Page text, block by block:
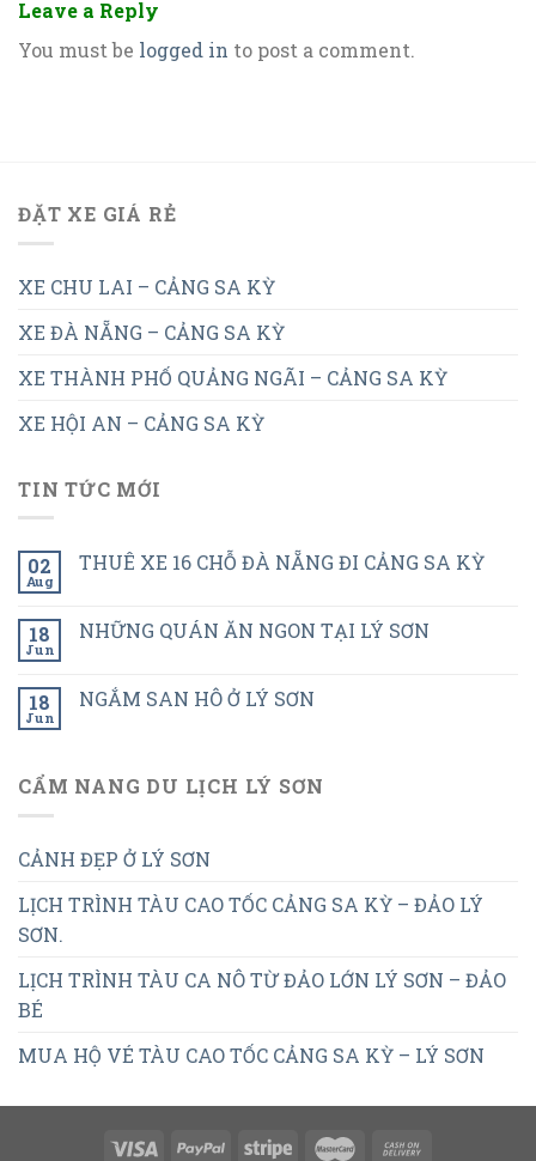
Leave a Reply
You must be logged in to post a comment.
ĐẶT XE GIÁ RẺ
XE CHU LAI – CẢNG SA KỲ
XE ĐÀ NẴNG – CẢNG SA KỲ
XE THÀNH PHỐ QUẢNG NGÃI – CẢNG SA KỲ
XE HỘI AN – CẢNG SA KỲ
TIN TỨC MỚI
02
Aug
THUÊ XE 16 CHỖ ĐÀ NẴNG ĐI CẢNG SA KỲ
18
Jun
NHỮNG QUÁN ĂN NGON TẠI LÝ SƠN
18
Jun
NGẮM SAN HÔ Ở LÝ SƠN
CẨM NANG DU LỊCH LÝ SƠN
CẢNH ĐẸP Ở LÝ SƠN
LỊCH TRÌNH TÀU CAO TỐC CẢNG SA KỲ – ĐẢO LÝ
SƠN.
LỊCH TRÌNH TÀU CA NÔ TỪ ĐẢO LỚN LÝ SƠN – ĐẢO
BÉ
MUA HỘ VÉ TÀU CAO TỐC CẢNG SA KỲ – LÝ SƠN